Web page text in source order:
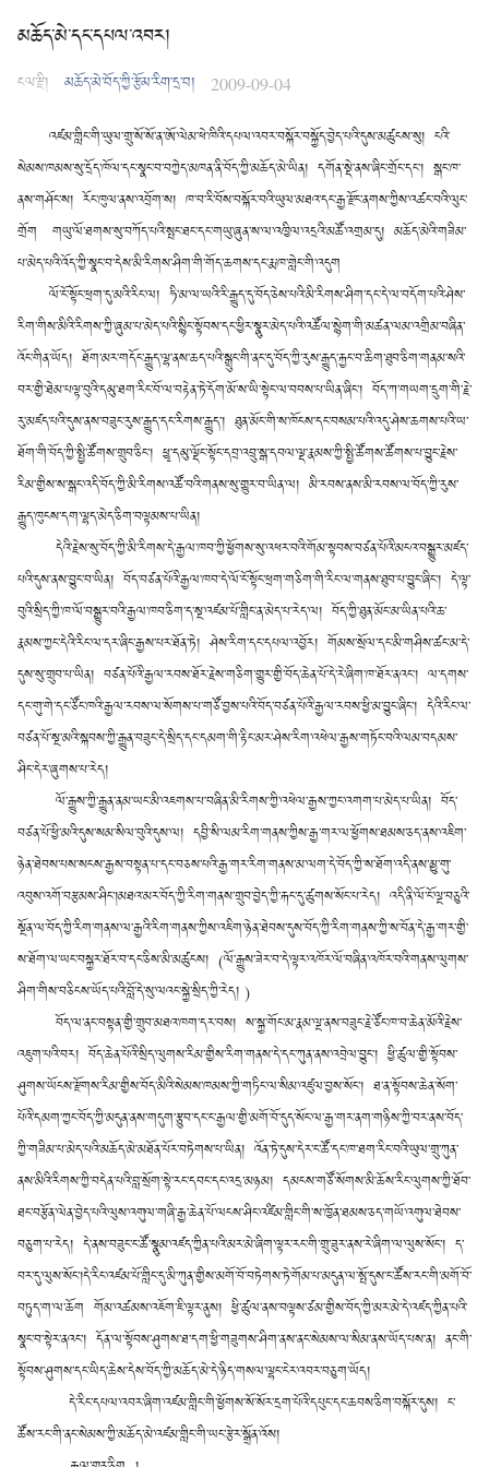
མཆོད་མེ་དང་དཔལ་འབར།
ངལ་རྫི། མཆོད་མེ་བོད་ཀྱི་རྩོམ་རིག་དྲ་བ། 2009-09-04
འཛམ་གླིང་གི་ཡུལ་གྲུ་སོ་སོ་ན་ཨོ་ལེམ་ཕེ་ཁིའི་དཔལ་འབར་བསྐོར་བསྐྱོད་བྱེད་པའི་དུས་མཚུངས་སུ། ངའི་
སེམས་ཁམས་སུ་དྲོད་ཁོལ་དང་སྣང་བ་བཀྱེད་མཁན་ནི་བོད་ཀྱི་མཆོད་མེ་ཡིན། དགོན་སྡེ་ནས་ཞིང་གྲོང་དང༌། སྒང་ཁ་
ནས་གཤོང་ས། རོང་ཁུལ་ནས་འབྲོག་ས། ཁ་བ་རི་བོས་བསྐོར་བའི་ཡུལ་མཐའ་དང་རྒྱ་རྫོང་ནགས་ཀྱིས་འཚང་བའི་ལུང་
གྲོག གཡུ་ལོ་ཐགས་སུ་བཀོད་པའི་སྤང་ཐང་དང་གཡུ་ཞུན་ས་ལ་འཁྱིལ་འདྲའི་མཚོ་འགྲམ་དུ། མཆོད་མེའི་གཟིམ་
པ་མེད་པའི་འོད་ཀྱི་སྣང་བ་དེས་མི་རིགས་ཤིག་གི་གོད་ཆགས་དང་རྨ་ཁ་གླེང་གི་འདུག
ལོ་ངོ་སྟོང་ཕྲག་དུ་མའི་རིང་ལ། ཧི་མ་ལ་ཡའི་རི་རྒྱུད་དུ་བོད་ཅེས་པའི་མི་རིགས་ཤིག་དང་དེ་ལ་བདོག་པའི་ཤེས་
རིག་གིས་མིའི་རིགས་ཀྱི་ཞུམ་པ་མེད་པའི་སྙིང་སྟོབས་དང་ཕྱིར་སྣུར་མེད་པའི་འཚོལ་སྙེག་གི་མཚན་ལམ་འགྲིམ་བཞིན་
འོང་གིན་ཡོད། ཐོག་མར་གདོང་རྒྱུད་ལྷ་ནས་ཆད་པའི་སྒྲུང་གི་ནང་དུ་བོད་ཀྱི་རུས་རྒྱུད་རྐྱང་བ་ཆིག་ཐུབ་ཅིག་གནམ་སའི་
བར་གྱི་ཐེམ་པལྟ་བུའི་དམུ་ཐག་རིང་བོ་ལ་བརྟེན་ཏེ་དོག་མོ་ས་ཡི་སྟེང་ལ་བབས་པ་ཡིན་ཞིང༌། བོད་ཀ་གཡག་དྲུག་གི་རྗེ་
རུ་མཛད་པའི་དུས་ནས་བཟུང་རུས་རྒྱུད་དང་རིགས་རྒྱུད༌། ཐུན་མོང་གི་ས་ཁོངས་དང་བསམ་པའི་འདུ་ཤེས་ཆགས་པའི་ཡ་
ཐོག་གི་བོད་ཀྱི་སྤྱི་ཚོགས་གྲུབ་ཅིང༌། ཕྱྭ་དམུ་ལྡོང་སྟོང་དབྲ་འབྲུ་སྒ་དབལ་ལྡ་རྣམས་ཀྱི་སྤྱི་ཚོགས་ཚོགས་པ་བྱུང་རྗེས་
རིམ་གྱིས་ས་སྒང་འདི་བོད་ཀྱི་མི་རིགས་འཚོ་བའི་གནས་སུ་གྱུར་བ་ཡིན་ལ། མི་རབས་ནས་མི་རབས་ལ་བོད་ཀྱི་རུས་
རྒྱུད་ཁུངས་དག་ལྷད་མེད་ཅིག་བལྟམས་པ་ཡིན།
དེའི་རྗེས་སུ་བོད་ཀྱི་མི་རིགས་དེ་རྒྱལ་ཁབ་ཀྱི་ཕྱོགས་སུ་འཕར་བའི་གོམ་སྟབས་བཙན་པོའི་མངའ་བསྒྱུར་མཛད་
པའི་དུས་ནས་བྱུང་བ་ཡིན། བོད་བཙན་པོའི་རྒྱལ་ཁབ་དེ་ལོ་ངོ་སྟོང་ཕྲག་གཅིག་གི་རིང་ལ་གནས་ཐུབ་པ་བྱུང་ཞིང༌། དེ་ལྟ་
བུའི་སྲིད་ཀྱི་ཁ་ལོ་བསྒྱུར་བའི་རྒྱལ་ཁབ་ཅིག་ད་སྔ་འཛམ་པོ་གླིང་ན་མེད་པ་རེད་ལ། བོད་ཀྱི་ཐུན་མོང་མ་ཡིན་པའི་ཆ་
རྣམས་ཀྱང་དེའི་རིང་ལ་དར་ཞིང་རྒྱས་པར་ཐོན་ཏེ། ཤེས་རིག་དང་དཔལ་འབྱོར། གོམས་སྲོལ་དང་མི་གཤིས་ཚང་མ་དེ་
དུས་སུ་གྲུབ་པ་ཡིན། བཙན་པོའི་རྒྱལ་རབས་ཐོར་རྗེས་གཅིག་གྱུར་གྱི་བོད་ཆེན་པོ་དེ་རེ་ཞིག་ཁ་ཐོར་ནའང༌། ལ་དགས་
དང་གུ་གེ་དང་ཙོང་ཁའི་རྒྱལ་རབས་ལ་སོགས་པ་གཙོ་བྱས་པའི་བོད་བཙན་པོའི་རྒྱལ་རབས་ཕྱི་མ་བྱུང་ཞིང༌། དེའི་རིང་ལ་
བཙན་པོ་སྔ་མའི་སྐབས་ཀྱི་རྒྱུན་བཟུང་དེ་སྲིད་དང་དམག་གི་རྟིང་མར་ཤེས་རིག་འཕེལ་རྒྱས་གཏོང་བའི་ལམ་བདམས་
ཤིང་དེར་ཞུགས་པ་རེད།
ལོ་རྒྱུས་ཀྱི་རྒྱུན་ནམ་ཡང་མི་འཇགས་པ་བཞིན་མི་རིགས་ཀྱི་འཕེལ་རྒྱས་ཀྱང་འགག་པ་མེད་པ་ཡིན། བོད་
བཙན་པོ་ཕྱི་མའི་དུས་སམ་སིལ་བུའི་དུས་ལ། དབྱི་སི་ལམ་རིག་གནས་ཀྱིས་རྒྱ་གར་ལ་ཕྱོགས་ཐམས་ཅད་ནས་འཇིག་
ཉེན་ཐེབས་པས་སངས་རྒྱས་བསྟན་པ་དང་བཅས་པའི་རྒྱ་གར་རིག་གནས་མ་ལག་དེ་བོད་ཀྱི་ས་ཐོག་འདི་ནས་མྱུ་གུ་
འབུས་འགོ་བརྩམས་ཤིང༌།མཐའ་མར་བོད་ཀྱི་རིག་གནས་གྲུབ་བྱེད་ཀྱི་རྐང་དུ་ཚུགས་སོང་པ་རེད། འདི་ནི་ལོ་ངོ་ལྔ་བཅུའི་
སྔོན་ལ་བོད་ཀྱི་རིག་གནས་ལ་རྒྱའི་རིག་གནས་ཀྱིས་འཇིག་ཉེན་ཐེབས་དུས་བོད་ཀྱི་རིག་གནས་ཀྱི་ས་བོན་དེ་རྒྱ་གར་གྱི་
ས་ཐོག་ལ་ཡང་བསྐྱར་ཐོར་བ་དང་ཅིས་མི་མཚུངས། (ལོ་རྒྱུས་ཟེར་བ་དེ་ལྟར་འཁོར་ལོ་བཞིན་འཁོར་བའི་གནས་ལུགས་
ཤིག་གིས་བཅིངས་ཡོད་པའི་བློ་དེ་སུ་ལའང་སྐྱེ་སྲིད་ཀྱི་རེད། )
བོད་ལ་ནང་བསྟན་གྱི་གྲུབ་མཐའ་ཁག་དར་བས། ས་སྐྱ་གོང་མ་རྣམ་ལྔ་ནས་བཟུང་རྗེ་ཙོང་ཁ་བ་ཆེན་མོའི་རྗེས་
འཇུག་པའི་བར། བོད་ཆེན་པོའི་སྲིད་ལུགས་རིམ་གྱིས་རིག་གནས་དེ་དང་ཀུན་ནས་འབྲེལ་བྱུང༌། ཕྱི་ཚུལ་གྱི་སྟོབས་
ཤུགས་ཡོངས་རྫོགས་རིམ་གྱིས་བོད་མིའི་སེམས་ཁམས་ཀྱི་གཏིང་ལ་སིམ་འཛུལ་བྱས་སོང༌། ཐ་ན་སྟོབས་ཆེན་སོག་
པོའི་དམག་ཀྱང་བོད་ཀྱི་མདུན་ནས་གདུག་རྩུབ་དང་ང་རྒྱལ་གྱི་མགོ་བོ་དུད་སོང་ལ་རྒྱ་གར་ནག་གཉིས་ཀྱི་བར་ནས་བོད་
ཀྱི་གཟིམ་པ་མེད་པའི་མཆོད་མེ་མཐོན་པོར་བཏེགས་པ་ཡིན། འོན་ཏེ་དུས་དེར་ང་ཚོ་དང་ཁ་ཐག་རིང་བའི་ཡུལ་གྲུ་ཀུན་
ནས་མིའི་རིགས་ཀྱི་བདེན་པའི་བླ་སྲོག་སྟེ་རང་དབང་དང་འདྲ་མཉམ། དམངས་གཙོ་སོགས་མི་ཆོས་རིང་ལུགས་ཀྱི་ཐོབ་
ཐང་བརྩོན་ལེན་བྱེད་པའི་ལུས་འགུལ་གཞི་རྒྱ་ཆེན་པོ་ལངས་ཤིང་འཛིམ་གླིང་གི་ས་ཁྱོན་ཐམས་ཅད་གཡོ་འགུལ་ཐེབས་
བཅུག་པ་རེད། དེ་ནས་བཟུང་ང་ཚོ་སྣུམ་འཛད་ཀྱིན་པའི་མར་མེ་ཞིག་ལྟར་རང་གི་གྲུ་ཟུར་ནས་རེ་ཞིག་ལ་ལུས་སོང༌། ད་
བར་དུ་ལུས་སོང༌།དེ་རིང་འཛམ་པོ་གླིང་དུ་མི་ཀུན་གྱིས་མགོ་བོ་བཏེགས་ཏེ་གོམ་པ་མདུན་ལ་སྤོ་དུས་ང་ཚོས་རང་གི་མགོ་བོ་
བཏུད་ག་ལ་ཆོག གོམ་འཚམས་འཇོག་ཇི་ལྟར་ནུས། ཕྱི་ཚུལ་ནས་བལྟས་ཙམ་གྱིས་བོད་ཀྱི་མར་མེ་དེ་འཛད་ཀྱིན་པའི་
སྣང་བ་སྟེར་ནའང༌། དོན་ལ་སྟོབས་ཤུགས་ཐ་དག་ཕྱི་གཟུགས་ཤིག་ནས་ནང་སེམས་ལ་སིམ་ནས་ཡོད་པས་ན། ནང་གི་
སྟོབས་ཤུགས་དང་ཡིད་ཆེས་དེས་བོད་ཀྱི་མཆོད་མེ་དེ་ཉིད་གསལ་ལྷང་ངེར་འབར་བཅུག་ཡོད།
དེ་རིང་དཔལ་འབར་ཞིག་འཛམ་གླིང་གི་ཕྱོགས་སོ་སོར་དྲག་པོའི་དཔུང་དང་ཆབས་ཅིག་བསྐོར་དུས། ང་
ཚོས་རང་གི་ནང་སེམས་ཀྱི་མཆོད་མེ་འཛམ་གླིང་གི་ཡང་རྩེར་སྒྲོན་འོས།